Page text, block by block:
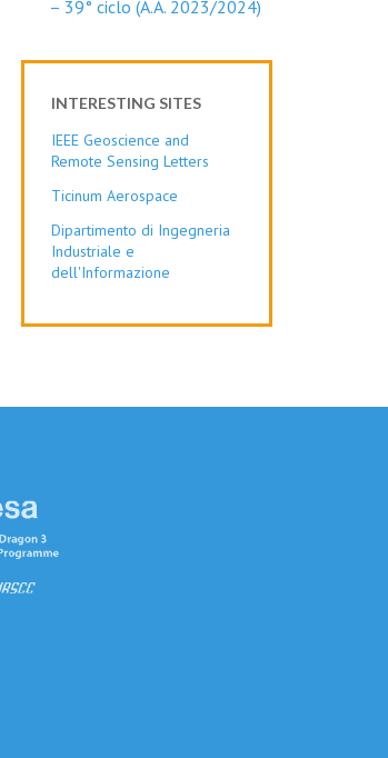
– 39° ciclo (A.A. 2023/2024)
INTERESTING SITES
IEEE Geoscience and
Remote Sensing Letters
Ticinum Aerospace
Dipartimento di Ingegneria
Industriale e
dell'Informazione